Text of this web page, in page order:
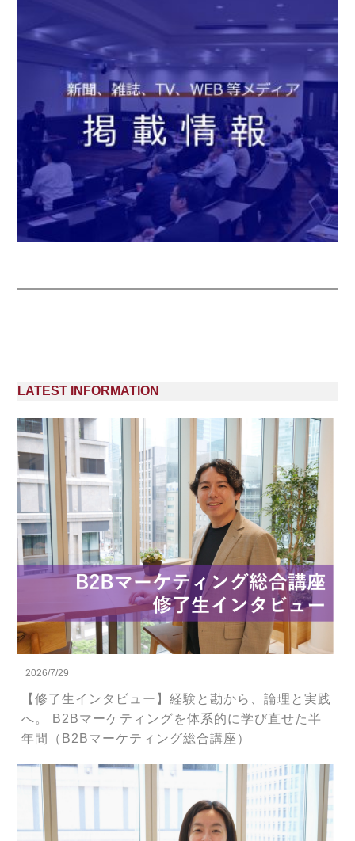
LATEST INFORMATION
2026/7/29
【修了生インタビュー】経験と勘から、論理と実践
へ。 B2Bマーケティングを体系的に学び直せた半
年間（B2Bマーケティング総合講座）